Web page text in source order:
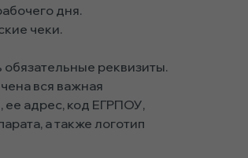
дня.
чеки.
реквизиты.
вся важная
адрес, код ЕГРПОУ,
а также логотип